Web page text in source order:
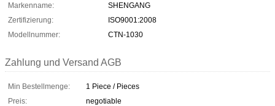
Markenname:
SHENGANG
Zertifizierung:
ISO9001:2008
Modellnummer:
CTN-1030
Zahlung und Versand AGB
Min Bestellmenge:
1 Piece / Pieces
Preis:
negotiable